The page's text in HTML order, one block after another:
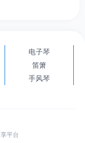
电子琴
笛箫
手风琴
平台